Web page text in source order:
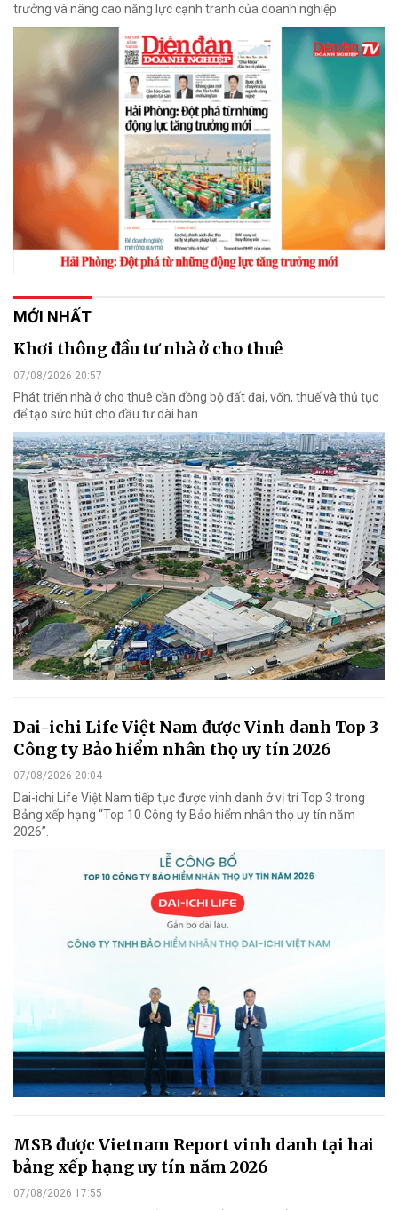
trưởng và nâng cao năng lực cạnh tranh của doanh nghiệp.
MỚI NHẤT
Khơi thông đầu tư nhà ở cho thuê
07/08/2026 20:57
Phát triển nhà ở cho thuê cần đồng bộ đất đai, vốn, thuế và thủ tục
để tạo sức hút cho đầu tư dài hạn.
Dai-ichi Life Việt Nam được Vinh danh Top 3
Công ty Bảo hiểm nhân thọ uy tín 2026
07/08/2026 20:04
Dai-ichi Life Việt Nam tiếp tục được vinh danh ở vị trí Top 3 trong
Bảng xếp hạng “Top 10 Công ty Bảo hiểm nhân thọ uy tín năm
2026”.
MSB được Vietnam Report vinh danh tại hai
bảng xếp hạng uy tín năm 2026
07/08/2026 17:55